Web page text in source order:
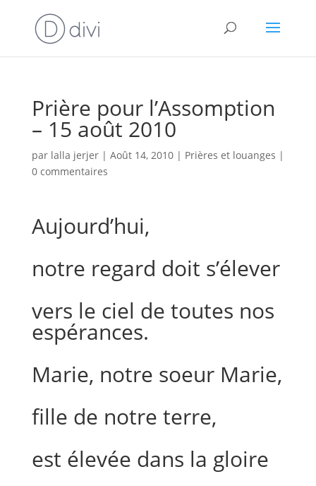
Prière pour l’Assomption
– 15 août 2010
par lalla jerjer| Août 14, 2010| Prières et louanges |
0 commentaires
Aujourd’hui,
notre regard doit s’élever
vers le ciel de toutes nos
espérances.
Marie, notre soeur Marie,
fille de notre terre,
est élevée dans la gloire